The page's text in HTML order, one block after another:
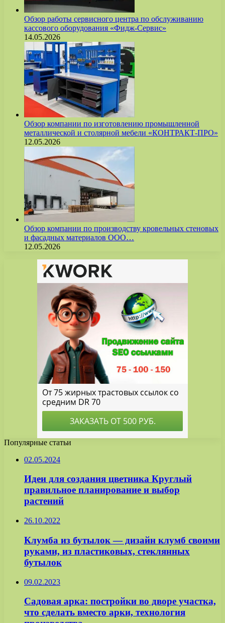
Обзор работы сервисного центра по обслуживанию
кассового оборудования «Фидж-Сервис»
14.05.2026
Обзор компании по изготовлению промышленной
металлической и столярной мебели «КОНТРАКТ-ПРО»
12.05.2026
Обзор компании по производству кровельных стеновых
и фасадных материалов ООО…
12.05.2026
Популярные статьи
02.05.2024
Идеи для создания цветника Круглый
правильное планирование и выбор
растений
26.10.2022
Клумба из бутылок — дизайн клумб своими
руками, из пластиковых, стеклянных
бутылок
09.02.2023
Садовая арка: постройки во дворе участка,
что сделать вместо арки, технология